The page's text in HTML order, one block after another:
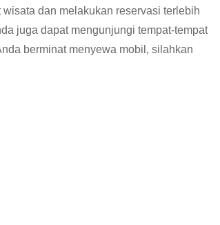
dan melakukan reservasi terlebih
juga dapat mengunjungi tempat-tempat
berminat menyewa mobil, silahkan